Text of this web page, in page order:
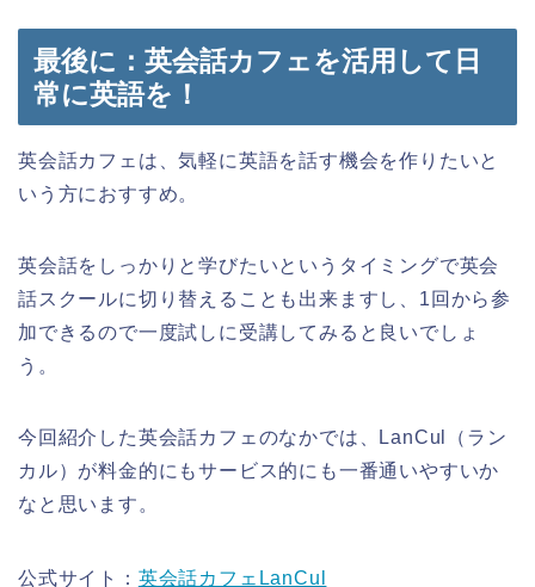
最後に：英会話カフェを活用して日
常に英語を！
英会話カフェは、気軽に英語を話す機会を作りたいと
いう方におすすめ。
英会話をしっかりと学びたいというタイミングで英会
話スクールに切り替えることも出来ますし、1回から参
加できるので一度試しに受講してみると良いでしょ
う。
今回紹介した英会話カフェのなかでは、LanCul（ラン
カル）が料金的にもサービス的にも一番通いやすいか
なと思います。
公式サイト： 英会話カフェLanCul